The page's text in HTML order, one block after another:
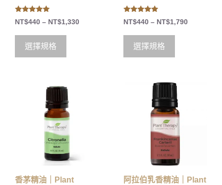
4.86
out of 5
NT$440 – NT$1,330
選擇規格
4.75
out of 5
NT$440 – NT$1,790
選擇規格
香茅精油｜Plant
阿拉伯乳香精油｜Plant